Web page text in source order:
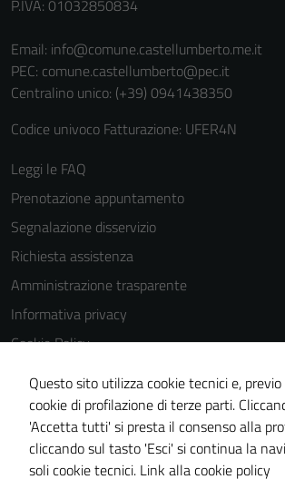
P.IVA: 01032850834
Email: info@comune.castellumberto.me.it
PEC: comune.castellumberto@pec.it
Centralino unico: (+39) 0941438350
Codice univoco Fatturazione: UFER4N
Leggi le FAQ
Prenotazione appuntamento
Segnalazione disservizio
Richiesta assistenza
Amministrazione trasparente
Informativa privacy
Cookie Policy
Note legali
Dichiarazione di accessibilità
Obiettivi di accessibilità
Piano di miglioramento del sito
Questo sito utilizza cookie tecnici e,
cookie di profilazione di terze parti.
'Accetta tutti' si presta il consenso alla
cliccando sul tasto 'Esci' si continua la
soli cookie tecnici. Link alla cookie policy
personali.